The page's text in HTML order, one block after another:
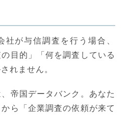
社が与信調査を行う場合、
の目的」「何を調査している
れません。
帝国データバンク。あなた
ら「企業調査の依頼が来て